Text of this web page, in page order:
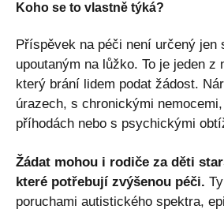
Koho se to vlastně týká?
Příspěvek na péči není určený jen
upoutaným na lůžko. To je jeden z
který brání lidem podat žádost.
úrazech, s chronickými
příhodách nebo s psychickými
Žádat mohou i rodiče za děti
které potřebují zvýšenou péči.
poruchami autistického spektra,